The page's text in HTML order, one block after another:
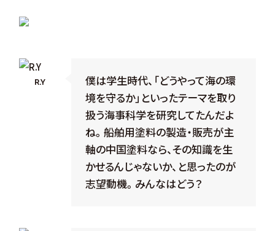
R.Y
僕は学生時代、「どうやって海の環
境を守るか」といったテーマを取り
扱う海事科学を研究してたんだよ
ね。船舶用塗料の製造・販売が主
軸の中国塗料なら、その知識を生
かせるんじゃないか、と思ったのが
志望動機。みんなはどう？